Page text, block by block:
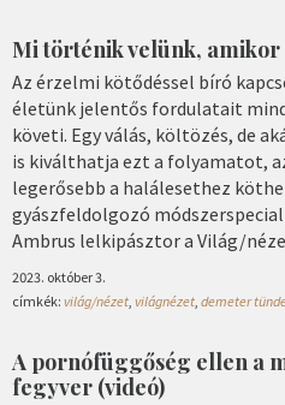
Mi történik velünk, amikor
Az érzelmi kötődéssel bíró
életünk jelentős fordulatait
követi. Egy válás, költözés, de
is kiválthatja ezt a folyamatot,
legerősebb a halálesethez
gyászfeldolgozó
Ambrus lelkipásztor a Világ/
2023. október 3.
címkék: világ/nézet, világnézet, demeter
A pornófüggőség ellen a
fegyver (videó)